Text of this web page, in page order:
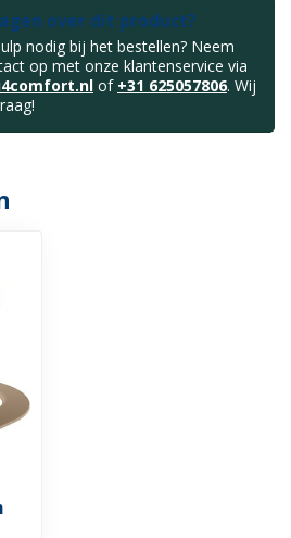
over dit product?
nodig bij het bestellen? Neem
op met onze klantenservice via
of +31 625057806. Wij